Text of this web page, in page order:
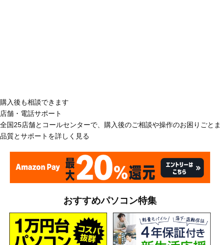
購入後も相談できます
店舗・電話サポート
全国25店舗とコールセンターで、購入後のご相談や操作のお困りごと
品質とサポートを詳しく見る
おすすめパソコン特集